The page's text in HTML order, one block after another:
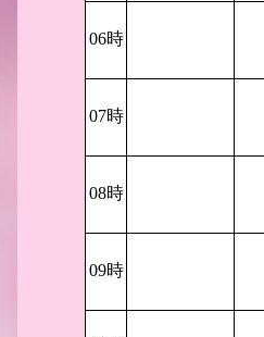
06時
07時
08時
09時